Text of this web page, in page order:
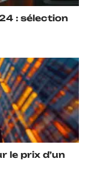
: sélection
le prix d’un